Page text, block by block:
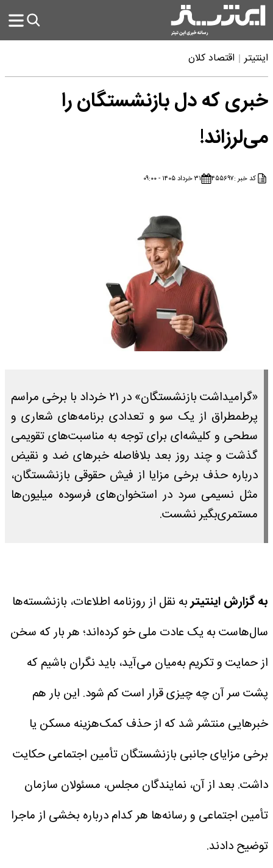
اینتیتر اقتصاد کلان
خبری که دل بازنشستگان را
می‌لرزاند!
کد خبر :۴۵۵۶۹۷ ۳۱ خرداد ۱۴۰۵ - ۰۹:۰۰
«گرامیداشت بازنشستگان» در ۲۱ خرداد با برخی مراسم
پرطمطراق از یک سو و تعدادی برنامه‌های شعاری و
سطحی و کلیشه‌ای برای توجه به مناسبت‌های تقویمی
گذشت و چند روز بعد بلافاصله خبرهای ضد و نقیض
درباره حذف برخی مزایا از فیش حقوقی بازنشستگان،
مثل نسیمی سرد در استخوان‌های فرسوده میلیون‌ها
مستمری‌بگیر نشست.
به گزارش اینتیتربه نقل از روزنامه اطلاعات، بازنشسته‌ها
سال‌هاست به یک عادت ملی خو کرده‌اند؛ هر بار که سخن
از حمایت و تکریم به‌میان می‌آید، باید نگران باشیم که
پشت سر آن چه چیزی قرار است کم شود. این بار هم
خبرهایی منتشر شد که از حذف کمک‌هزینه مسکن یا
برخی مزایای جانبی بازنشستگان تأمین اجتماعی حکایت
داشت. بعد از آن، نمایندگان مجلس، مسئولان سازمان
تأمین اجتماعی و رسانه‌ها هر کدام درباره بخشی از ماجرا
توضیح دادند.